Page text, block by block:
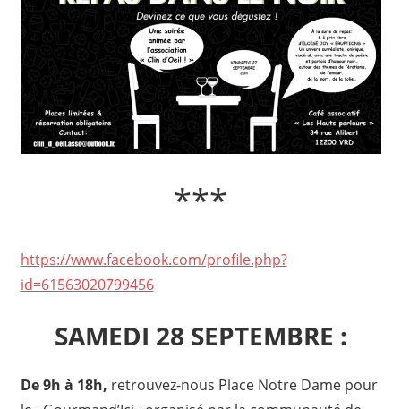
***
https://www.facebook.com/profile.php?
id=61563020799456
SAMEDI 28 SEPTEMBRE :
De 9h à 18h, retrouvez-nous Place Notre Dame pour